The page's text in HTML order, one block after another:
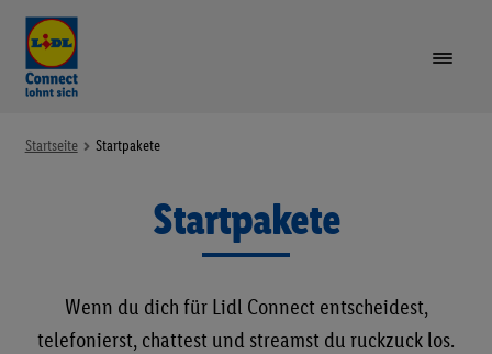
VORTEILE
TARIFE & GERÄTE
GUTHABEN AUFLADEN
Startseite Startpakete
Startpakete
Wenn du dich für Lidl Connect entscheidest,
telefonierst, chattest und streamst du ruckzuck los.